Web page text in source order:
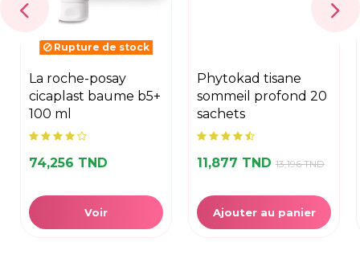
Rupture de stock
la roche-posay
cicaplast baume b5+
100 ml
74,256 TND
Voir
phytokad tisane
sommeil profond 20
sachets
11,877 TND 13,196 TND
Ajouter au panier